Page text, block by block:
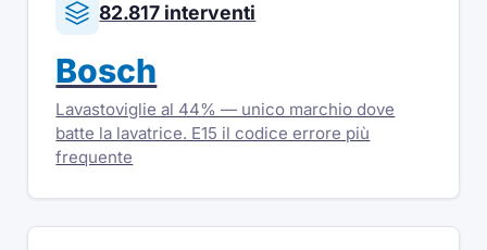
82.817 interventi
Bosch
Lavastoviglie al 44% — unico marchio dove
batte la lavatrice. E15 il codice errore più
frequente